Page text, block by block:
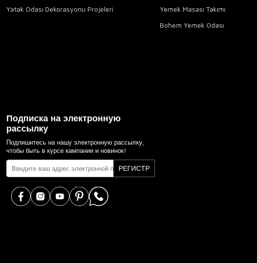
Yatak Odası Dekorasyonu Projeleri
Yemek Masası Takımı
Bohem Yemek Odası
Подписка на электронную
рассылку
Подпишитесь на нашу электронную рассылку,
чтобы быть в курсе кампании и новинок!
РЕГИСТР